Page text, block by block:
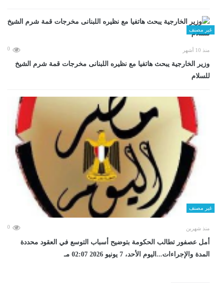
غير مصنف
منذ 10 أشهر 0
وزير الخارجية يبحث هاتفيا مع نظيره اللبنانى مخرجات قمة شرم الشيخ
للسلام
غير مصنف
منذ شهرين 0
أمل عصفور تطالب الحكومة بتوضيح أسباب التوسع في العقود محددة
المدة والإجراءات...اليوم الأحد، 7 يونيو 2026 02:07 مـ